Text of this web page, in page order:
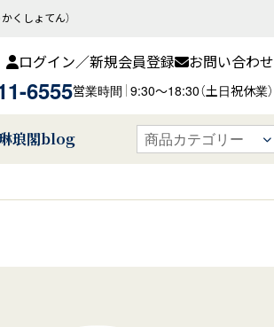
くしょてん）
ログイン／新規会員登録 お問い合わせ
6555営業時間 9:30〜18:30（土日祝休業）
琅閣blog